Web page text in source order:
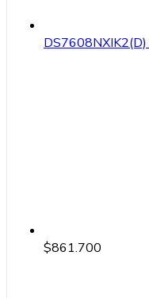
DS7608NXIK2(D)
$861.700